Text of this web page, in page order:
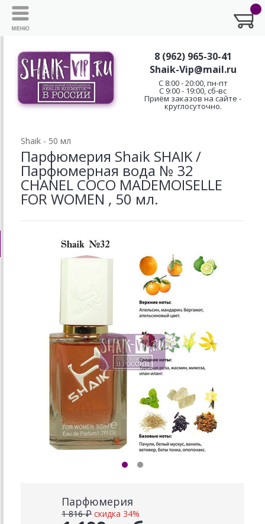
8 (962) 965-30-41
Shaik-Vip@mail.ru
C 8:00 - 20:00, пн-пт
С 9:00 - 19:00, сб-вс
Приём заказов на сайте -
круглосуточно.
Shaik - 50 мл
Парфюмерия Shaik SHAIK /
Парфюмерная вода № 32
CHANEL COCO MADEMOISELLE
FOR WOMEN , 50 мл.
Парфюмерия
1 816 ₽ скидка 34%